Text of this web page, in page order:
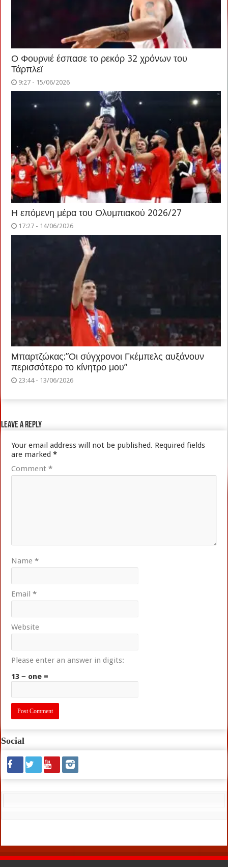
Ο Φουρνιέ έσπασε το ρεκόρ 32 χρόνων του
Τάρπλεϊ
9:27 - 15/06/2026
Η επόμενη μέρα του Ολυμπιακού 2026/27
17:27 - 14/06/2026
Μπαρτζώκας:”Οι σύγχρονοι Γκέμπελς αυξάνουν
περισσότερο το κίνητρο μου”
23:44 - 13/06/2026
Leave a Reply
Your email address will not be published. Required fields
are marked*
Comment*
Name*
Email*
Website
Please enter an answer in digits:
13 − one =
Social